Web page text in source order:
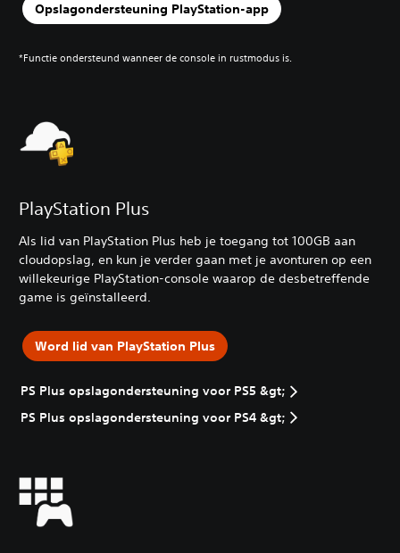
Opslagondersteuning PlayStation-app
*Functie ondersteund wanneer de console in rustmodus is.
PlayStation Plus
Als lid van PlayStation Plus heb je toegang tot 100GB aan
cloudopslag, en kun je verder gaan met je avonturen op een
willekeurige PlayStation-console waarop de desbetreffende
game is geïnstalleerd.
Word lid van PlayStation Plus
PS Plus opslagondersteuning voor PS5 &gt;
PS Plus opslagondersteuning voor PS4 &gt;